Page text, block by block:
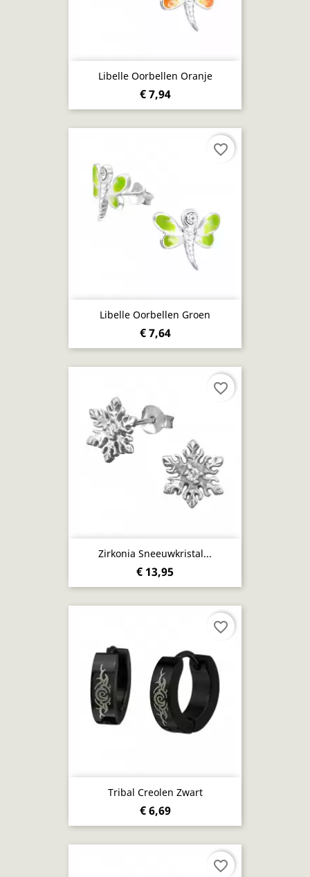
Libelle Oorbellen Oranje
€ 7,94
Libelle Oorbellen Groen
€ 7,64
favorite_border
Zirkonia Sneeuwkristal...
€ 13,95
favorite_border
Tribal Creolen Zwart
€ 6,69
favorite_border
favorite_border